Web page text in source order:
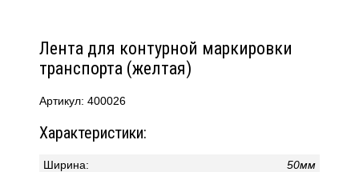
Лента для контурной маркировки
транспорта (желтая)
Артикул: 400026
Характеристики:
Ширина:
50мм